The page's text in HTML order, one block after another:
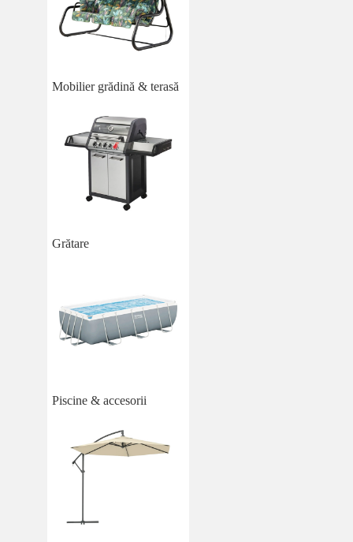
Mobilier grădină & terasă
Grătare
Piscine & accesorii